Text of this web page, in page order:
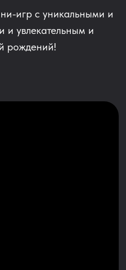
игр с уникальными и
увлекательным и
рождений!